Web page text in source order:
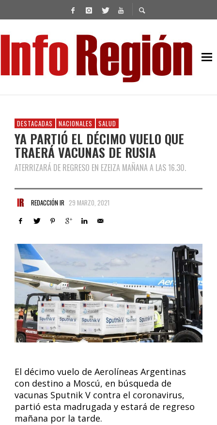
DESTACADAS NACIONALES SALUD
YA PARTIÓ EL DÉCIMO VUELO QUE
TRAERÁ VACUNAS DE RUSIA
ATERRIZARÁ DE REGRESO EN EZEIZA MAÑANA A LAS 16.30.
REDACCIÓN IR 29 MARZO, 2021
El décimo vuelo de Aerolíneas Argentinas
con destino a Moscú, en búsqueda de
vacunas Sputnik V contra el coronavirus,
partió esta madrugada y estará de regreso
mañana por la tarde.